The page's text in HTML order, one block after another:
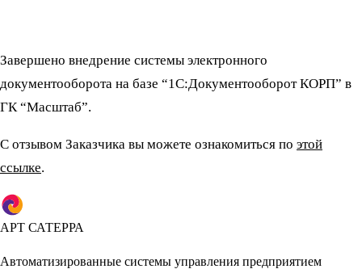
Завершено внедрение системы электронного
документооборота на базе “1С:Документооборот КОРП” в
ГК “Масштаб”.
С отзывом Заказчика вы можете ознакомиться по этой
ссылке.
АРТ САТЕРРА
Автоматизированные системы управления предприятием